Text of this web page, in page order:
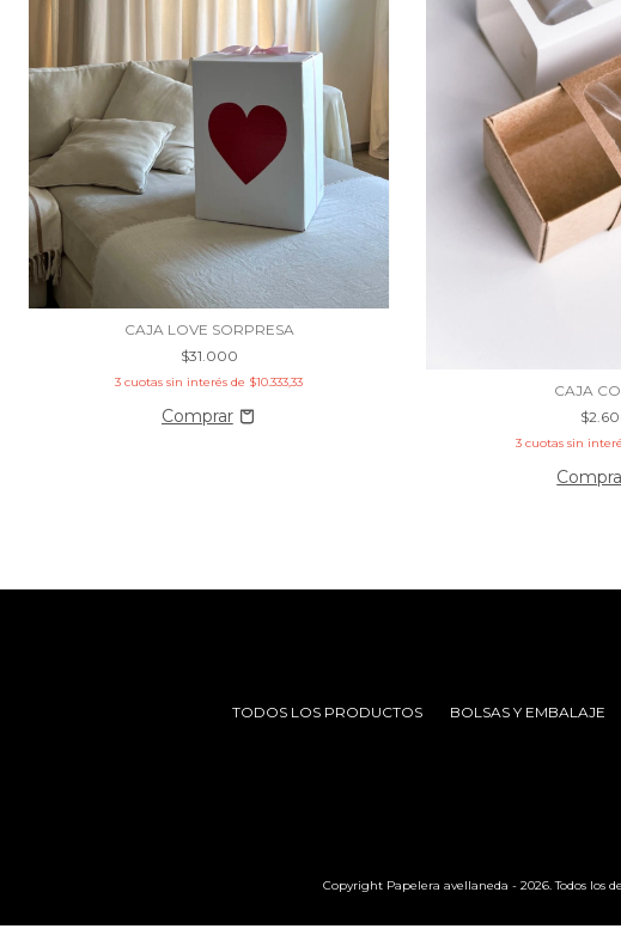
CAJA LOVE SORPRESA
$31.000
3 cuotas sin interés de $10.333,33
CAJA
3 cuotas sin
TODOS LOS PRODUCTOS BOLSAS Y EMBALAJE
Copyright Papelera avellaneda - 2026. Todos los